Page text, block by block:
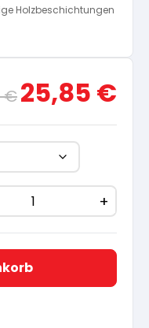
Holzbeschichtungen
€
Ursprünglicher
Preis
war:
27,20 €
25,85 €
ist: